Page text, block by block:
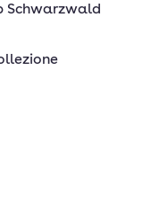
Schwarzwald